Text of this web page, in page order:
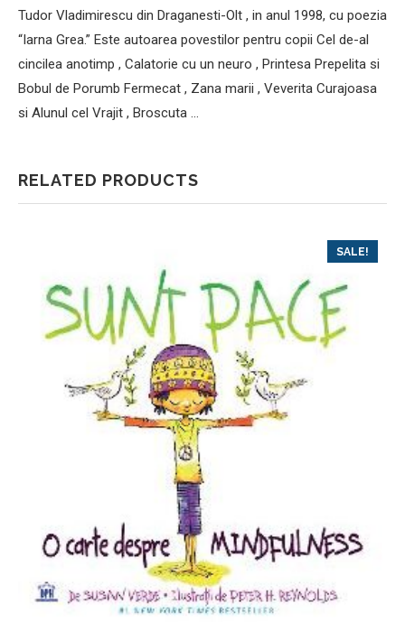
Tudor Vladimirescu din Draganesti-Olt , in anul 1998, cu poezia
“Iarna Grea.” Este autoarea povestilor pentru copii Cel de-al
cincilea anotimp , Calatorie cu un neuro , Printesa Prepelita si
Bobul de Porumb Fermecat , Zana marii , Veverita Curajoasa
si Alunul cel Vrajit , Broscuta …
RELATED PRODUCTS
SALE!